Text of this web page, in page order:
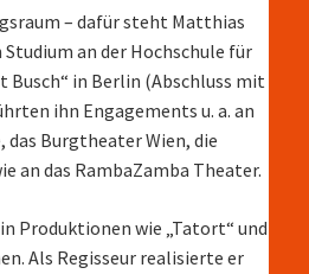
– dafür steht Matthias
Studium an der Hochschule für
Busch“ in Berlin (Abschluss mit
ihn Engagements u. a. an
das Burgtheater Wien, die
an das RambaZamba Theater.
Produktionen wie „Tatort“ und
Als Regisseur realisierte er